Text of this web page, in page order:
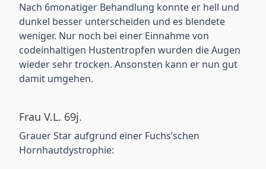
Nach 6monatiger Behandlung konnte er hell und
dunkel besser unterscheiden und es blendete
weniger. Nur noch bei einer Einnahme von
codeinhaltigen Hustentropfen wurden die Augen
wieder sehr trocken. Ansonsten kann er nun gut
damit umgehen.
Frau V.L. 69j.
Grauer Star aufgrund einer Fuchs’schen
Hornhautdystrophie: